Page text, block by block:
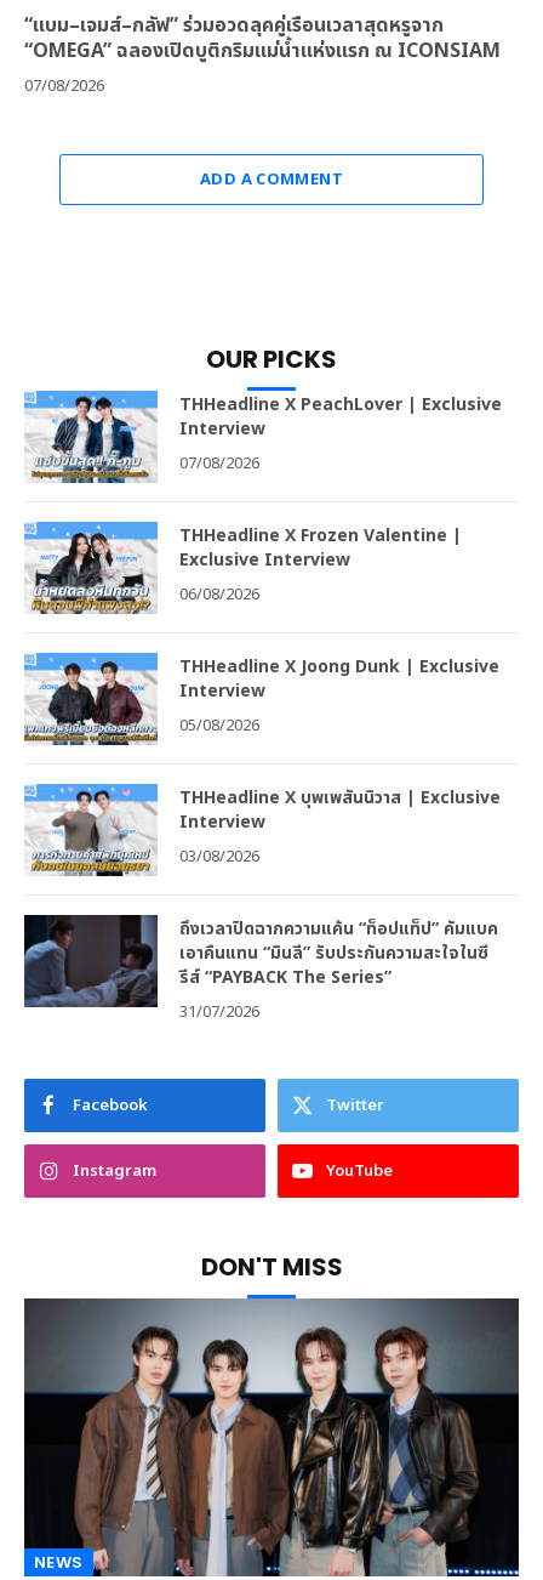
“แบม–เจมส์–กลัฟ” ร่วมอวดลุคคู่เรือนเวลาสุดหรูจาก
“OMEGA” ฉลองเปิดบูติกริมแม่น้ำแห่งแรก ณ ICONSIAM
07/08/2026
ADD A COMMENT
OUR PICKS
THHeadline X PeachLover | Exclusive
Interview
07/08/2026
THHeadline X Frozen Valentine |
Exclusive Interview
06/08/2026
THHeadline X Joong Dunk | Exclusive
Interview
05/08/2026
THHeadline X บุพเพสันนิวาส | Exclusive
Interview
03/08/2026
ถึงเวลาปิดฉากความแค้น “ท็อปแท็ป” คัมแบค
เอาคืนแทน “มินลี” รับประกันความสะใจในซี
รีส์ “PAYBACK The Series”
31/07/2026
Facebook Twitter
Instagram YouTube
DON'T MISS
NEWS